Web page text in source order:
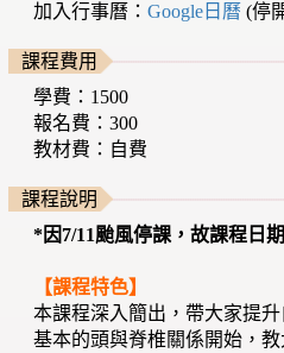
加入行事曆：Google日曆(停
課程費用
學費：1500
報名費：300
教材費：自費
課程說明
*因7/11颱風停課，故課程日
【課程特色】
本課程深入簡出，帶大家提
基本的頭與脊椎關係開始，